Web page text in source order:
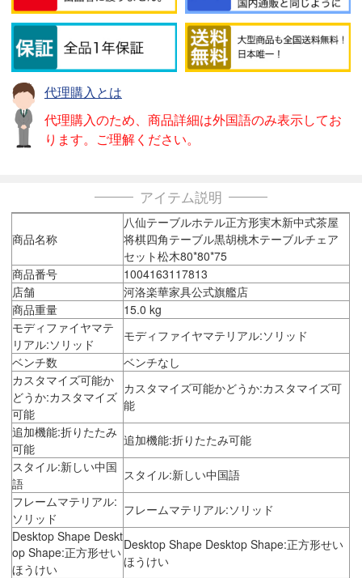
代理購入とは
代理購入のため、商品詳細は外国語のみ表示してお
ります。ご理解ください。
アイテム説明
商品名称
八仙テーブルホテル正方形実木新中式茶屋
将棋四角テーブル黒胡桃木テーブルチェア
セット松木80*80*75
商品番号
1004163117813
店舗
河洛楽華家具公式旗艦店
商品重量
15.0 kg
モディファイヤマテ
リアル:ソリッド
モディファイヤマテリアル:ソリッド
ベンチ数
ベンチなし
カスタマイズ可能か
どうか:カスタマイズ
可能
カスタマイズ可能かどうか:カスタマイズ可
能
追加機能:折りたたみ
可能
追加機能:折りたたみ可能
スタイル:新しい中国
語
スタイル:新しい中国語
フレームマテリアル:
ソリッド
フレームマテリアル:ソリッド
Desktop Shape Deskt
op Shape:正方形せい
ほうけい
Desktop Shape Desktop Shape:正方形せい
ほうけい